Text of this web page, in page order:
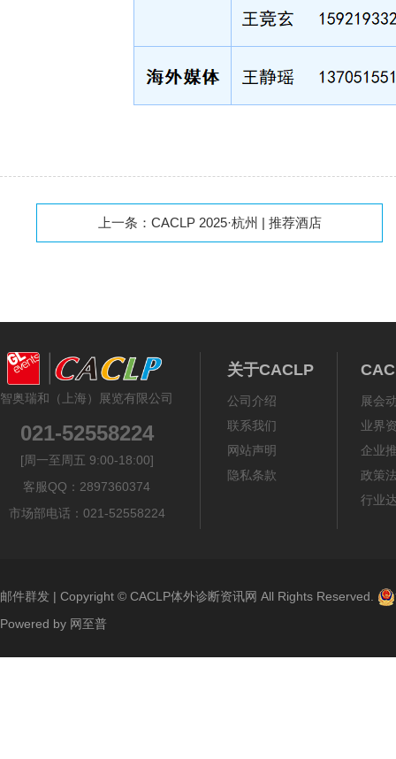
上一条： CACLP 2025·杭州 | 推荐酒店
智奥瑞和（上海）展览有限公司
021-52558224
[周一至周五 9:00-18:00]
客服QQ：2897360374
市场部电话：021-52558224
关于CACLP
公司介绍
联系我们
网站声明
隐私条款
展会
业界
企业
政策
行业
邮件群发 | Copyright © CACLP体外诊断资讯网 All Rights Reserved.
Powered by 网至普